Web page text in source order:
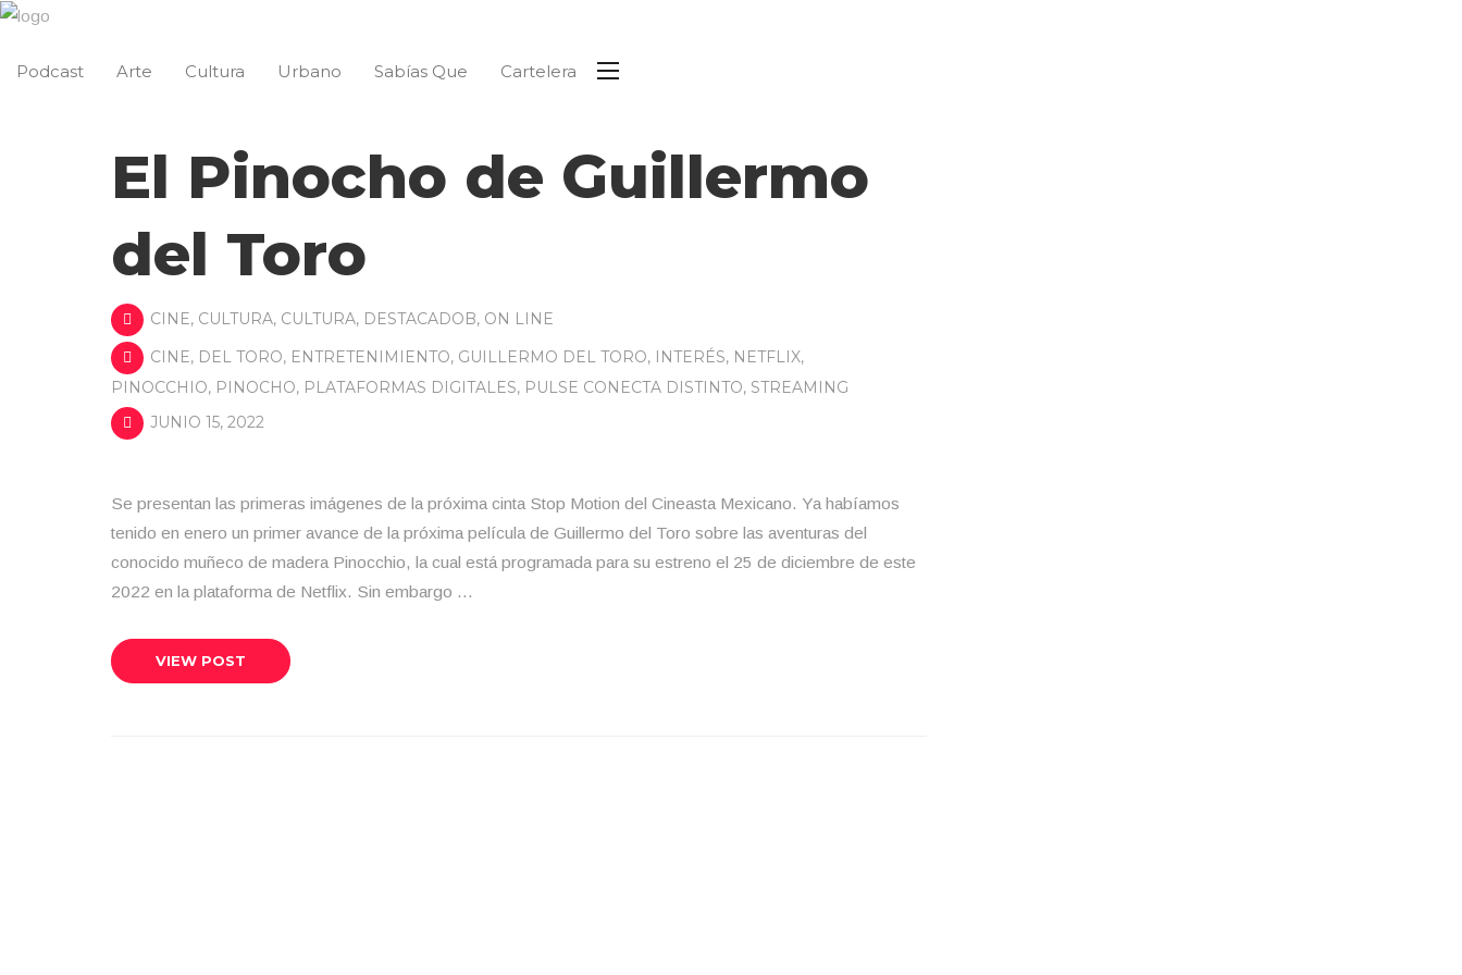
Podcast Arte Cultura Urbano Sabías Que Cartelera
El Pinocho de Guillermo
del Toro
CINE, CULTURA, CULTURA, DESTACADOB, ON LINE
CINE, DEL TORO, ENTRETENIMIENTO, GUILLERMO DEL TORO, INTERÉS, NETFLIX,
PINOCCHIO, PINOCHO, PLATAFORMAS DIGITALES, PULSE CONECTA DISTINTO, STREAMING
JUNIO 15, 2022
Se presentan las primeras imágenes de la próxima cinta Stop Motion del Cineasta Mexicano. Ya habíamos
tenido en enero un primer avance de la próxima película de Guillermo del Toro sobre las aventuras del
conocido muñeco de madera Pinocchio, la cual está programada para su estreno el 25 de diciembre de este
2022 en la plataforma de Netflix. Sin embargo …
VIEW POST